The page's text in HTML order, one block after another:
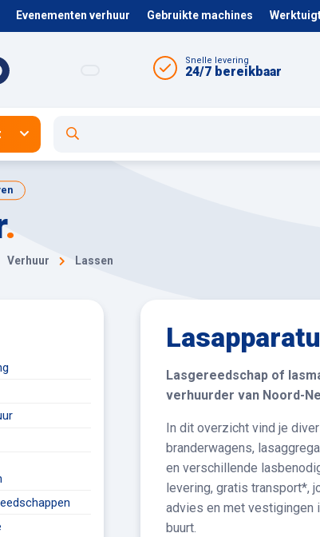
Evenementen verhuur Gebruikte machines
Snelle levering
24/7 bereikbaar
.
Verhuur Lassen
Lasgereedschap of
verhuurder van Noord-
In dit overzicht vind je
branderwagens,
en verschillende
levering, gratis transport*,
advies en met vestigingen
buurt.